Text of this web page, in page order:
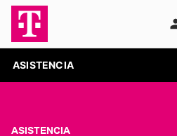
ASISTENCIA
ASISTENCIA